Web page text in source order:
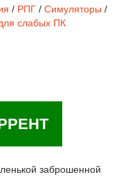
/ РПГ / Симуляторы /
слабых ПК
заброшенной